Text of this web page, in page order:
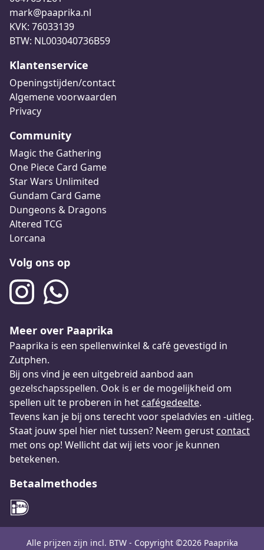
mark@paaprika.nl
KVK: 76033139
BTW: NL003040736B59
Klantenservice
Openingstijden/contact
Algemene voorwaarden
Privacy
Community
Magic the Gathering
One Piece Card Game
Star Wars Unlimited
Gundam Card Game
Dungeons & Dragons
Altered TCG
Lorcana
Volg ons op
Meer over Paaprika
Paaprika is een spellenwinkel & café gevestigd in
Zutphen.
Bij ons vind je een uitgebreid aanbod aan
gezelschapsspellen. Ook is er de mogelijkheid om
spellen uit te proberen in het cafégedeelte.
Tevens kan je bij ons terecht voor speladvies en -uitleg.
Staat jouw spel hier niet tussen? Neem gerust contact
met ons op! Wellicht dat wij iets voor je kunnen
betekenen.
Betaalmethodes
Alle prijzen zijn incl. BTW - Copyright ©2026 Paaprika